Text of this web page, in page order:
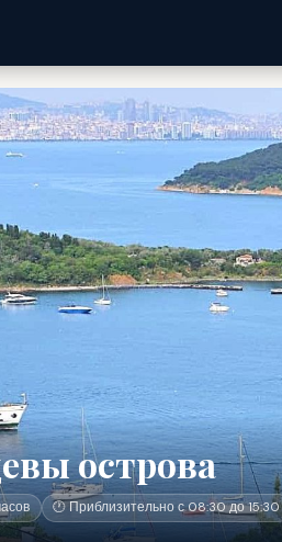
острова
🕐 Приблизительно с 08:30 до 15:30